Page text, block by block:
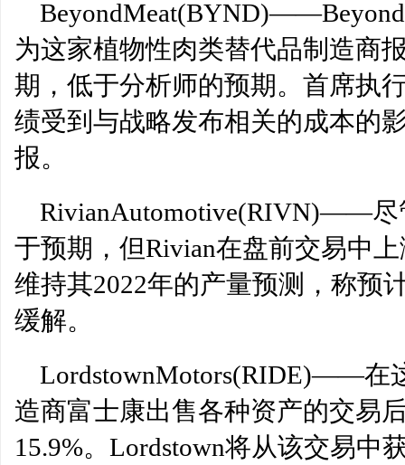
为这家植物性肉类替代品制造商
期，低于分析师的预期。首席执
绩受到与战略发布相关的成本的
报。
RivianAutomotive(RIVN)——尽
于预期，但Rivian在盘前交易中
维持其2022年的产量预测，称预
缓解。
LordstownMotors(RIDE)——在
造商富士康出售各种资产的交易
15.9%。Lordstown将从该交易中